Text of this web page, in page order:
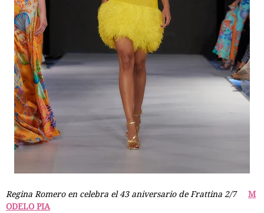
Regina Romero en celebra el 43 aniversario de Frattina 2/7 M
ODELO PIA